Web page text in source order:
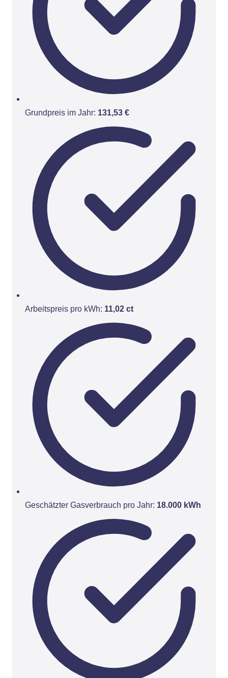
Grundpreis im Jahr: 131,53 €
Arbeitspreis pro kWh: 11,02 ct
Geschätzter Gasverbrauch pro Jahr: 18.000 kWh